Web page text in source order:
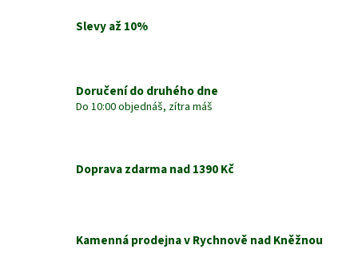
Slevy až 10%
Doručení do druhého dne
Do 10:00 objednáš, zítra máš
Doprava zdarma nad 1390 Kč
Kamenná prodejna v Rychnově nad Kněžnou